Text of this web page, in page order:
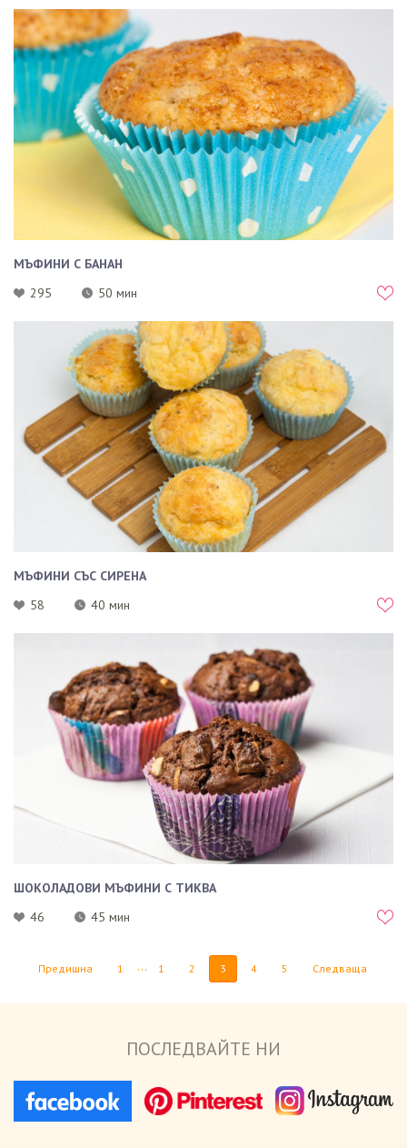
МЪФИНИ С БАНАН
295
50 мин
МЪФИНИ СЪС СИРЕНА
58
40 мин
ШОКОЛАДОВИ МЪФИНИ С ТИКВА
46
45 мин
Предишна 1 ... 1 2 3 4 5 Следваща
ПОСЛЕДВАЙТЕ НИ